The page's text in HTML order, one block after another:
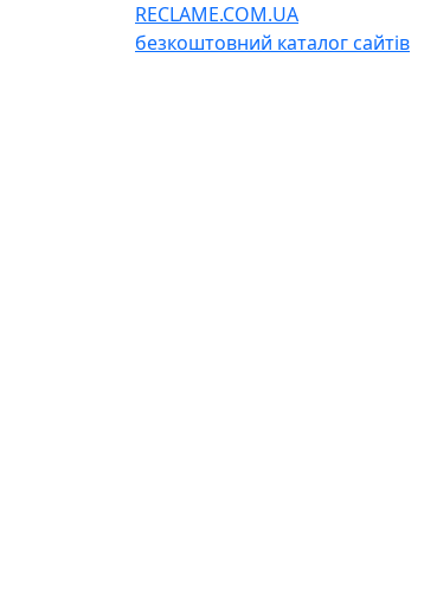
RECLAME.COM.UA
безкоштовний каталог сайтів